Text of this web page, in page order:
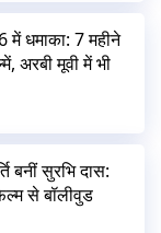
धमाका: 7 महीने
अरबी मूवी में भी
बनीं सुरभि दास:
से बॉलीवुड